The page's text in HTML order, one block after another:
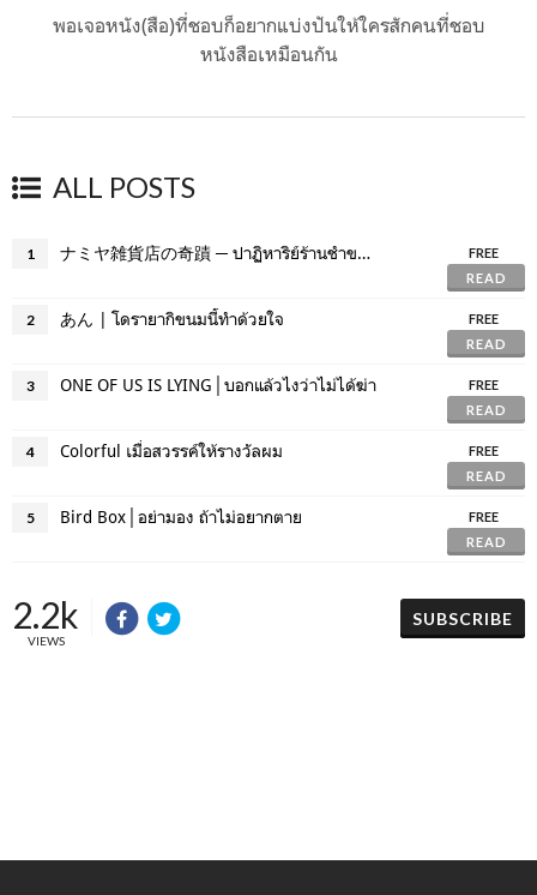
พอเจอหนัง(สือ)ที่ชอบก็อยากแบ่งปันให้ใครสักคนที่ชอบ
หนังสือเหมือนกัน
ALL POSTS
1 ナミヤ雑貨店の奇蹟 ─ ปาฏิหาริย์ร้านชำของคุณนามิยะ
FREE
READ
2 あん | โดรายากิขนมนี้ทำด้วยใจ
FREE
READ
3 ONE OF US IS LYING│บอกแล้วไงว่าไม่ได้ฆ่า
FREE
READ
4 Colorful เมื่อสวรรค์ให้รางวัลผม
FREE
READ
5 Bird Box│อย่ามอง ถ้าไม่อยากตาย
FREE
READ
2.2k
VIEWS
SUBSCRIBE